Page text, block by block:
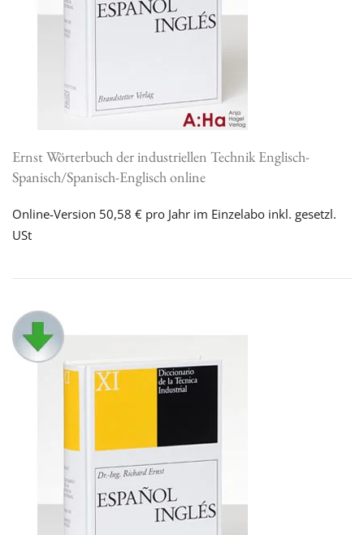
Ernst Wörterbuch der industriellen Technik Englisch-
Spanisch/Spanisch-Englisch online
Online-Version 50,58 € pro Jahr im Einzelabo inkl. gesetzl.
USt